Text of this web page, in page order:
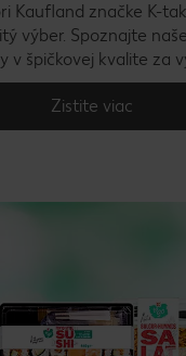
Kaufland značke K-
výber. Spoznajte
v špičkovej kvalite za
Zistite viac